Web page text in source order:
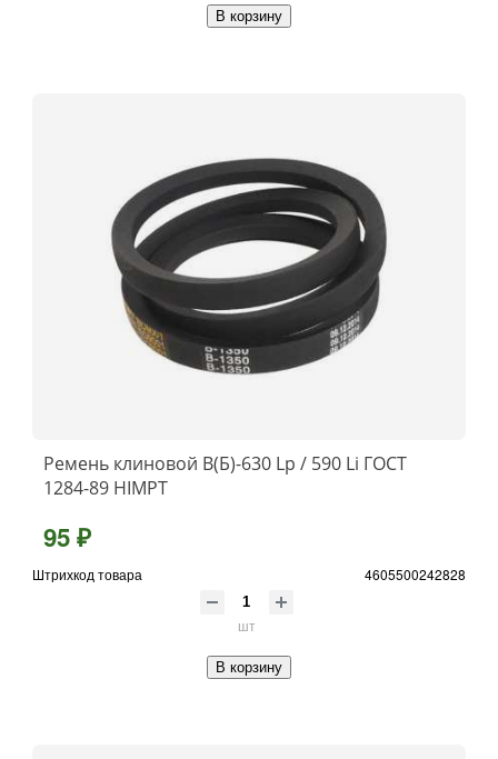
В корзину
Ремень клиновой В(Б)-630 Lp / 590 Li ГОСТ
1284-89 HIMPT
95 ₽
Штрихкод товара 4605500242828
шт
В корзину